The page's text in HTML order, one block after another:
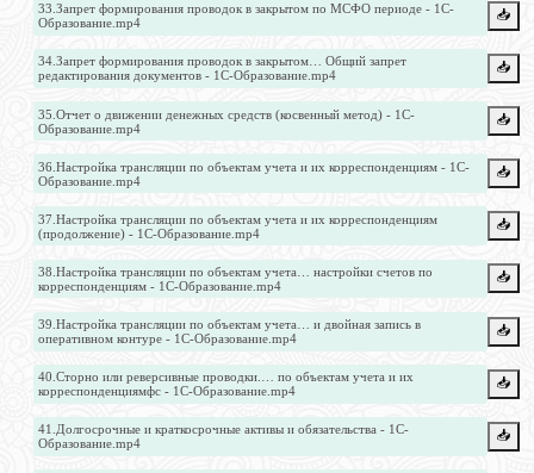
33.Запрет формирования проводок в закрытом по МСФО периоде - 1С-
Образование.mp4
📥️
34.Запрет формирования проводок в закрытом… Общий запрет
редактирования документов - 1С-Образование.mp4
📥️
35.Отчет о движении денежных средств (косвенный метод) - 1С-
Образование.mp4
📥️
36.Настройка трансляции по объектам учета и их корреспонденциям - 1С-
Образование.mp4
📥️
37.Настройка трансляции по объектам учета и их корреспонденциям
(продолжение) - 1С-Образование.mp4
📥️
38.Настройка трансляции по объектам учета… настройки счетов по
корреспонденциям - 1С-Образование.mp4
📥️
39.Настройка трансляции по объектам учета… и двойная запись в
оперативном контуре - 1С-Образование.mp4
📥️
40.Сторно или реверсивные проводки.… по объектам учета и их
корреспонденциямфс - 1С-Образование.mp4
📥️
41.Долгосрочные и краткосрочные активы и обязательства - 1С-
Образование.mp4
📥️